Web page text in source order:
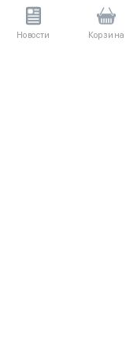
Новости Корзина